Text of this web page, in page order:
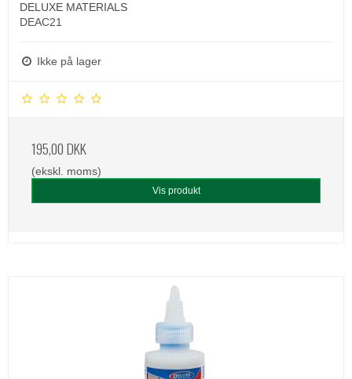
DELUXE MATERIALS
DEAC21
Ikke på lager
195,00 DKK
(ekskl. moms)
Vis produkt